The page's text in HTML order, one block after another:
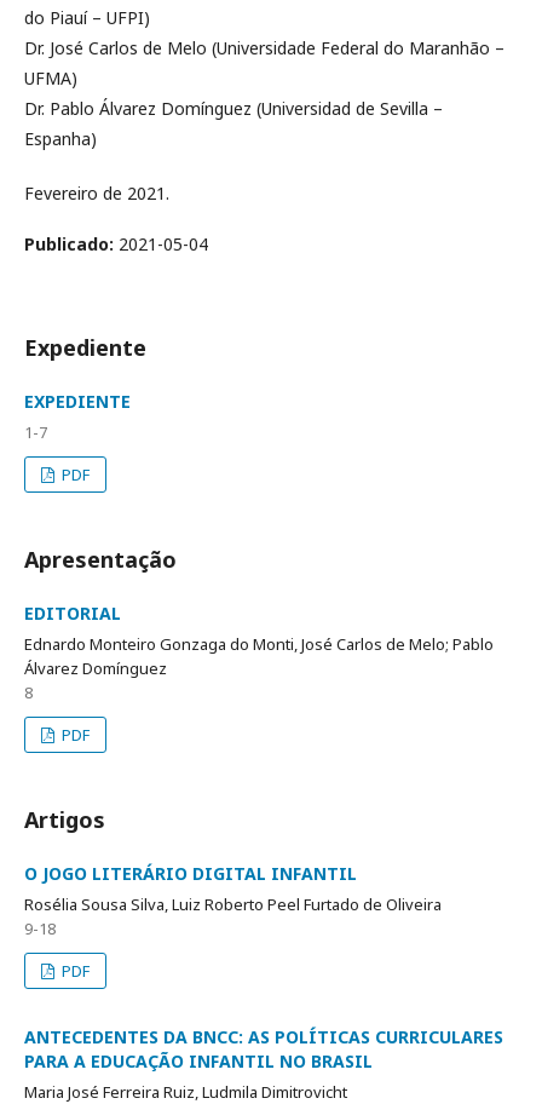
do Piauí – UFPI)
Dr. José Carlos de Melo (Universidade Federal do Maranhão –
UFMA)
Dr. Pablo Álvarez Domínguez (Universidad de Sevilla –
Espanha)
Fevereiro de 2021.
Publicado: 2021-05-04
Expediente
EXPEDIENTE
1-7
PDF
Apresentação
EDITORIAL
Ednardo Monteiro Gonzaga do Monti, José Carlos de Melo; Pablo
Álvarez Domínguez
8
PDF
Artigos
O JOGO LITERÁRIO DIGITAL INFANTIL
Rosélia Sousa Silva, Luiz Roberto Peel Furtado de Oliveira
9-18
PDF
ANTECEDENTES DA BNCC: AS POLÍTICAS CURRICULARES
PARA A EDUCAÇÃO INFANTIL NO BRASIL
Maria José Ferreira Ruiz, Ludmila Dimitrovicht